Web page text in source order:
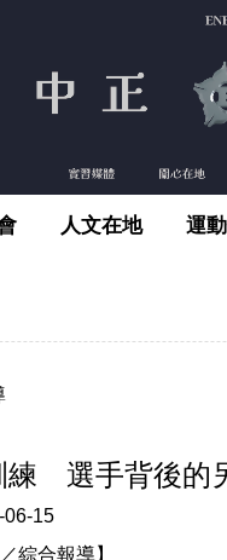
人文在地 運
練 選手背後的
06-15
綜合報導】